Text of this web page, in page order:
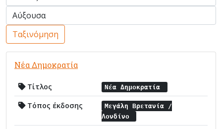
Ταξινόμηση
Νέα Δημοκρατία
Τίτλος Νέα Δημοκρατία
Τόπος έκδοσης
Μεγάλη Βρετανία /
Λονδίνο